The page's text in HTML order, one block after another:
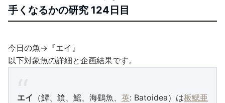
手くなるかの研究 124日目
今日の魚→『エイ』
以下対象魚の詳細と企画結果です。
エイ （鱏、鱝、鰩、海鷂魚、 英: Batoidea）は板鰓亜